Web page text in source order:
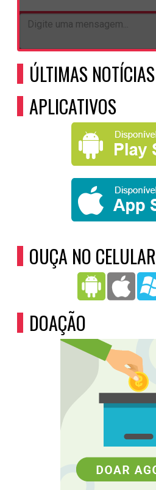
ÚLTIMAS NOTÍCIAS
APLICATIVOS
OUÇA NO CELULAR
DOAÇÃO